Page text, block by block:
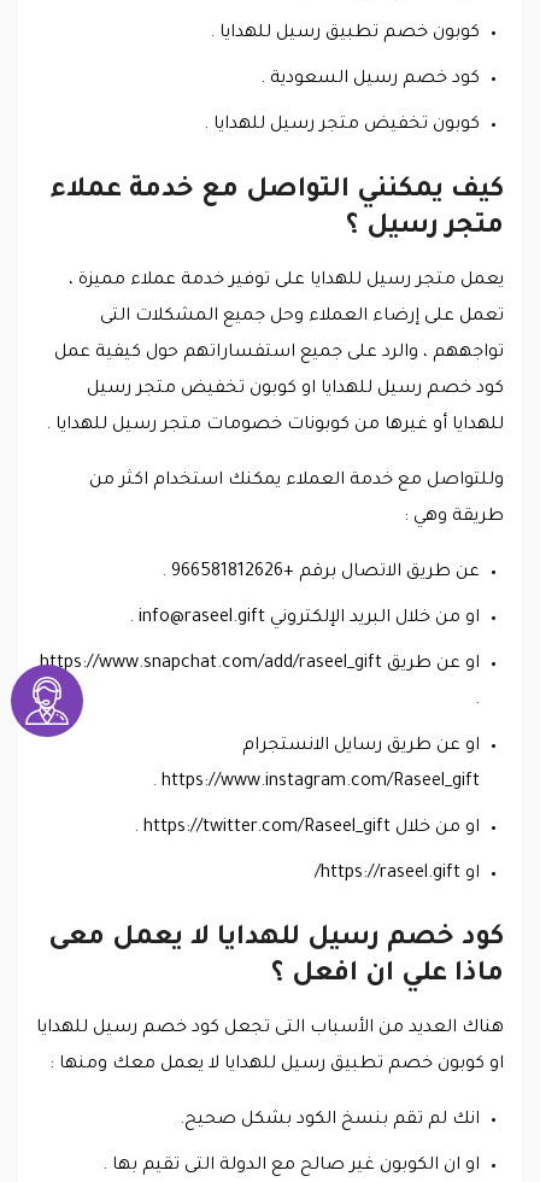
كوبون خصم تطبيق رسيل للهدايا .
كود خصم رسيل السعودية .
كوبون تخفيض متجر رسيل للهدايا .
كيف يمكنني التواصل مع خدمة عملاء
متجر رسيل ؟
يعمل متجر رسيل للهدايا على توفير خدمة عملاء مميزة ،
تعمل على إرضاء العملاء وحل جميع المشكلات التى
تواجههم ، والرد على جميع استفساراتهم حول كيفية عمل
كود خصم رسيل للهدايا او كوبون تخفيض متجر رسيل
للهدايا أو غيرها من كوبونات خصومات متجر رسيل للهدايا .
وللتواصل مع خدمة العملاء يمكنك استخدام اكثر من
طريقة وهي :
عن طريق الاتصال برقم +966581812626 .
او من خلال البريد الإلكتروني info@raseel.gift
.
او عن طريق https://www.snapchat.com/add/raseel_gift
.
او عن طريق رسايل الانستجرام
https://www.instagram.com/Raseel_gift .
او من خلال https://twitter.com/Raseel_gift .
او https://raseel.gift/
كود خصم رسيل للهدايا لا يعمل معى
ماذا علي ان افعل ؟
هناك العديد من الأسباب التى تجعل كود خصم رسيل للهدايا
او كوبون خصم تطبيق رسيل للهدايا لا يعمل معك ومنها :
انك لم تقم بنسخ الكود بشكل صحيح.
او ان الكوبون غير صالح مع الدولة التى تقيم بها .